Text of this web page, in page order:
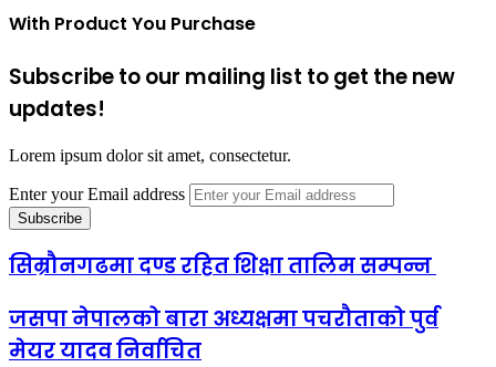
With Product You Purchase
Subscribe to our mailing list to get the new
updates!
Lorem ipsum dolor sit amet, consectetur.
Enter your Email address
सिम्रौनगढमा दण्ड रहित शिक्षा तालिम सम्पन्न
जसपा नेपालको बारा अध्यक्षमा पचरौताको पुर्व
मेयर यादव निर्वाचित